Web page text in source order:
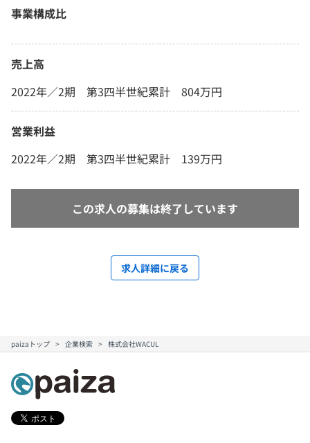
事業構成比
売上高
2022年／2期 第3四半世紀累計 804万円
営業利益
2022年／2期 第3四半世紀累計 139万円
この求人の募集は終了しています
求人詳細に戻る
paizaトップ 企業検索 株式会社WACUL